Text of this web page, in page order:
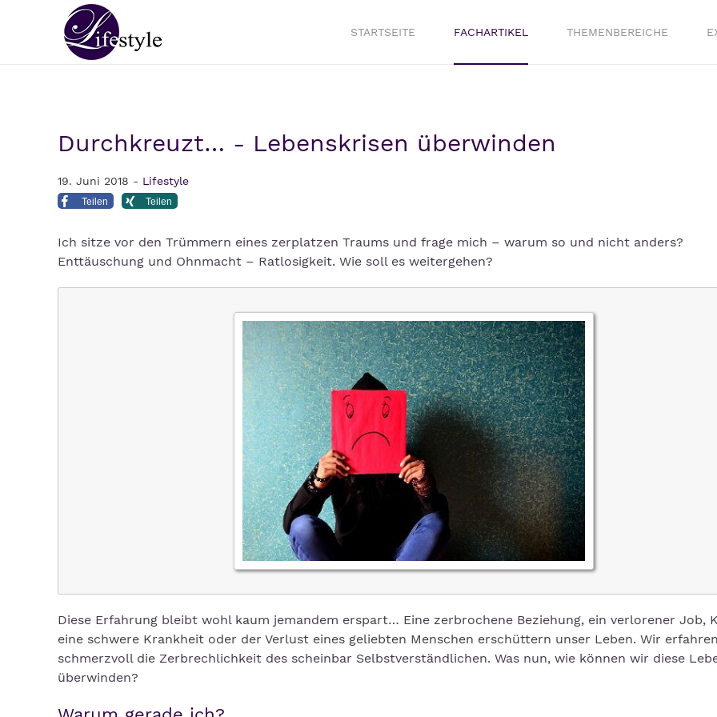
STARTSEITE FACHARTIKEL THEMENBEREICHE
Durchkreuzt… - Lebenskrisen überwinden
19. Juni 2018 - Lifestyle
Teilen Teilen
Ich sitze vor den Trümmern eines zerplatzen Traums und frage mich – warum so und nicht anders?
Enttäuschung und Ohnmacht – Ratlosigkeit. Wie soll es weitergehen?
Diese Erfahrung bleibt wohl kaum jemandem erspart… Eine zerbrochene Beziehung, ein verlorener Job,
eine schwere Krankheit oder der Verlust eines geliebten Menschen erschüttern unser Leben. Wir
schmerzvoll die Zerbrechlichkeit des scheinbar Selbstverständlichen. Was nun, wie können wir diese
überwinden?